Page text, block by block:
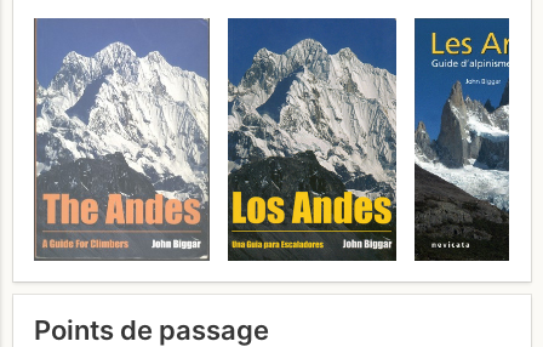
Points de passage